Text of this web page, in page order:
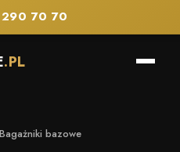
70 70
.PL
bazowe